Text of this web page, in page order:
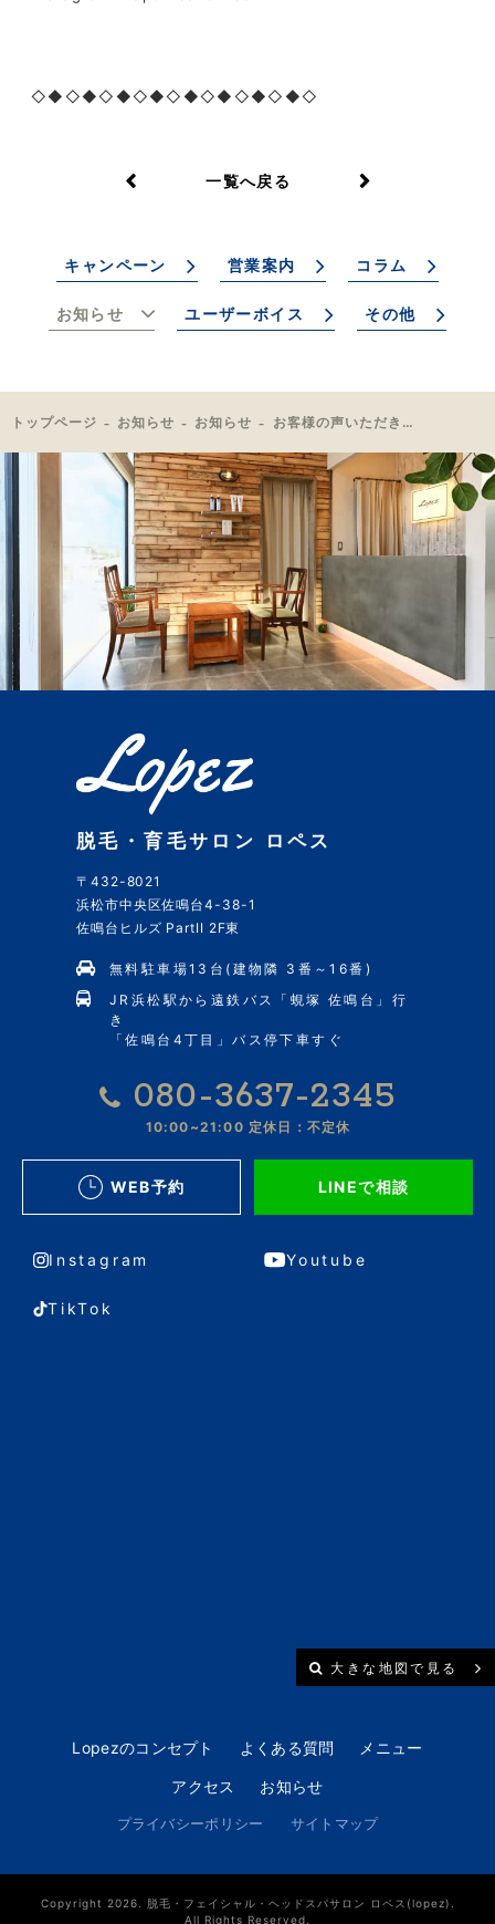
◇◆◇◆◇◆◇◆◇◆◇◆◇◆◇◆◇
一覧へ戻る
キャンペーン 営業案内 コラム
お知らせ ユーザーボイス その他
トップページ お知らせ お知らせ お客様の声いただきました！
脱毛・育毛サロン ロペス
〒432-8021
浜松市中央区佐鳴台4-38-1
佐鳴台ヒルズ PartII 2F東
無料駐車場13台(建物隣 3番～16番)
JR浜松駅から遠鉄バス「蜆塚 佐鳴台」行
き
「佐鳴台4丁目」バス停下車すぐ
080-3637-2345
10:00~21:00 定休日：不定休
WEB予約 LINEで相談
Instagram Youtube
TikTok
大きな地図で見る
Lopezのコンセプト よくある質問 メニュー
アクセス お知らせ
プライバシーポリシー サイトマップ
Copyright 2026. 脱毛・フェイシャル・ヘッドスパサロン ロペス(lopez).
All Rights Reserved.